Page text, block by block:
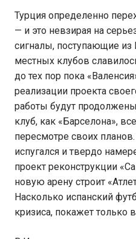
Турция определенно
— и это невзирая на
сигналы, поступающие из
местных клубов
до тех пор пока
реализации проекта
работы будут
клуб, как «Барселона»,
пересмотре своих
испугался и твердо
проект реконструкции
новую арену строит
Насколько испанский
кризиса, покажет только